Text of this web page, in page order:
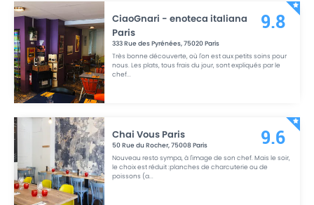
CiaoGnari - enoteca italiana
Paris
333 Rue des Pyrénées,75020Paris
Très bonne découverte, où l'on est aux petits soins pour
nous. Les plats, tous frais du jour, sont expliqués par le
chef...
9.8
Chai Vous Paris
50 Rue du Rocher,75008 Paris
Nouveau resto sympa, à l'image de son chef. Mais le soir,
le choix est réduit :planches de charcuterie ou de
poissons (a...
9.6